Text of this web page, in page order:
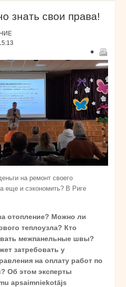
знать свои права!
на ремонт своего
еще и сэкономить? В Риге
отопление? Можно ли
теплоузла? Кто
межпанельные швы?
затребовать у
на оплату работ по
Об этом эксперты
apsaimniekotājs